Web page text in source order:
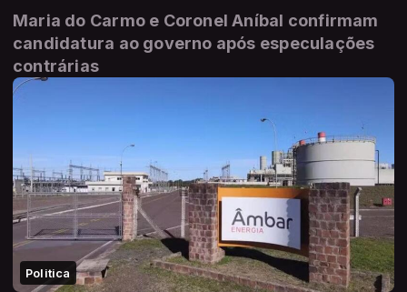
Maria do Carmo e Coronel Aníbal confirmam
candidatura ao governo após especulações
contrárias
Politica